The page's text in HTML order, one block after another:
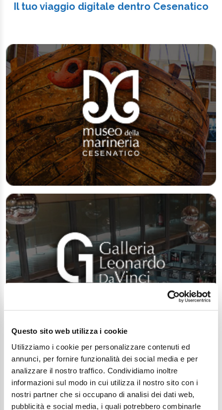
Questo sito web utilizza i cookie
Utilizziamo i cookie per personalizzare contenuti ed
annunci, per fornire funzionalità dei social media e per
analizzare il nostro traffico. Condividiamo inoltre
informazioni sul modo in cui utilizza il nostro sito con i
nostri partner che si occupano di analisi dei dati web,
pubblicità e social media, i quali potrebbero combinarle
Il tuo viaggio digitale dentro Cesenatico